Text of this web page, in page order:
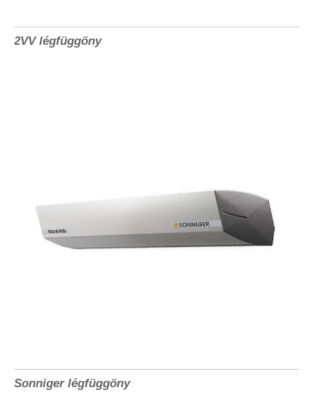
2VV légfüggöny
Sonniger légfüggöny